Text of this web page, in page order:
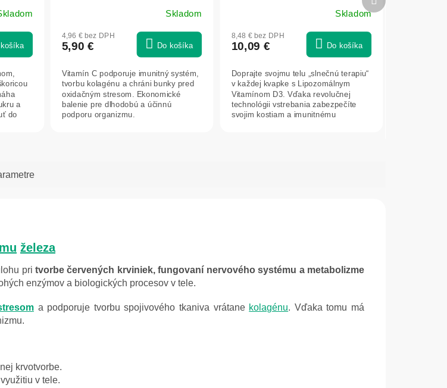
a
do
Skladom
4,96 € bez DPH
5,90 € Do košíka
Vitamín C podporuje imunitný systém,
tvorbu kolagénu a chráni bunky pred
oxidačným stresom. Ekonomické
balenie pre dlhodobú a účinnú
podporu organizmu.
produktu
z
5
hviezdičiek.
Skladom
8,48 € bez DPH
10,09 € Do košíka
Doprajte svojmu telu „slnečnú terapiu“
v každej kvapke s Lipozomálnym
Vitamínom D3. Vďaka revolučnej
technológii vstrebania zabezpečíte
svojim kostiam a imunitnému
produkt
železa
pritvorbe červených krviniek, fungovaní nervového systému a metabolizme
enzýmov a biologických procesov v tele.
a podporuje tvorbu spojivového tkaniva vrátane kolagénu. Vďaka tomu má
krvotvorbe.
v tele.